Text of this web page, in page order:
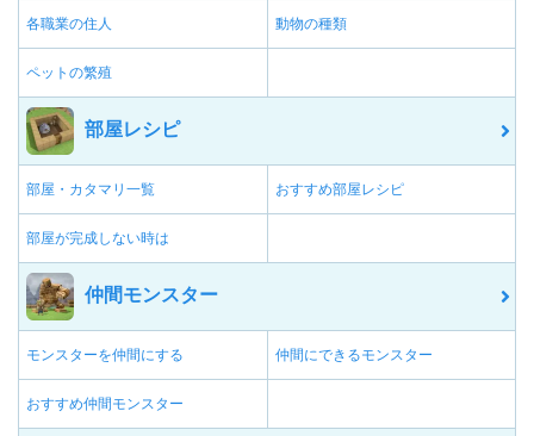
各職業の住人 動物の種類
ペットの繁殖
部屋レシピ
部屋・カタマリ一覧 おすすめ部屋レシピ
部屋が完成しない時は
仲間モンスター
モンスターを仲間にする 仲間にできるモンスター
おすすめ仲間モンスター